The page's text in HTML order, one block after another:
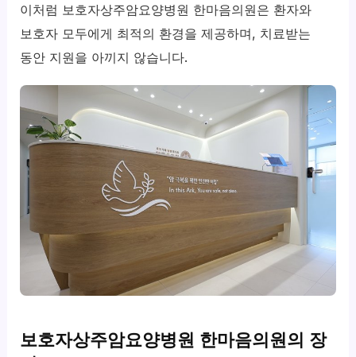
이처럼 보호자상주암요양병원 한마음의원은 환자와
보호자 모두에게 최적의 환경을 제공하며, 치료받는
동안 지원을 아끼지 않습니다.
보호자상주암요양병원 한마음의원의 장